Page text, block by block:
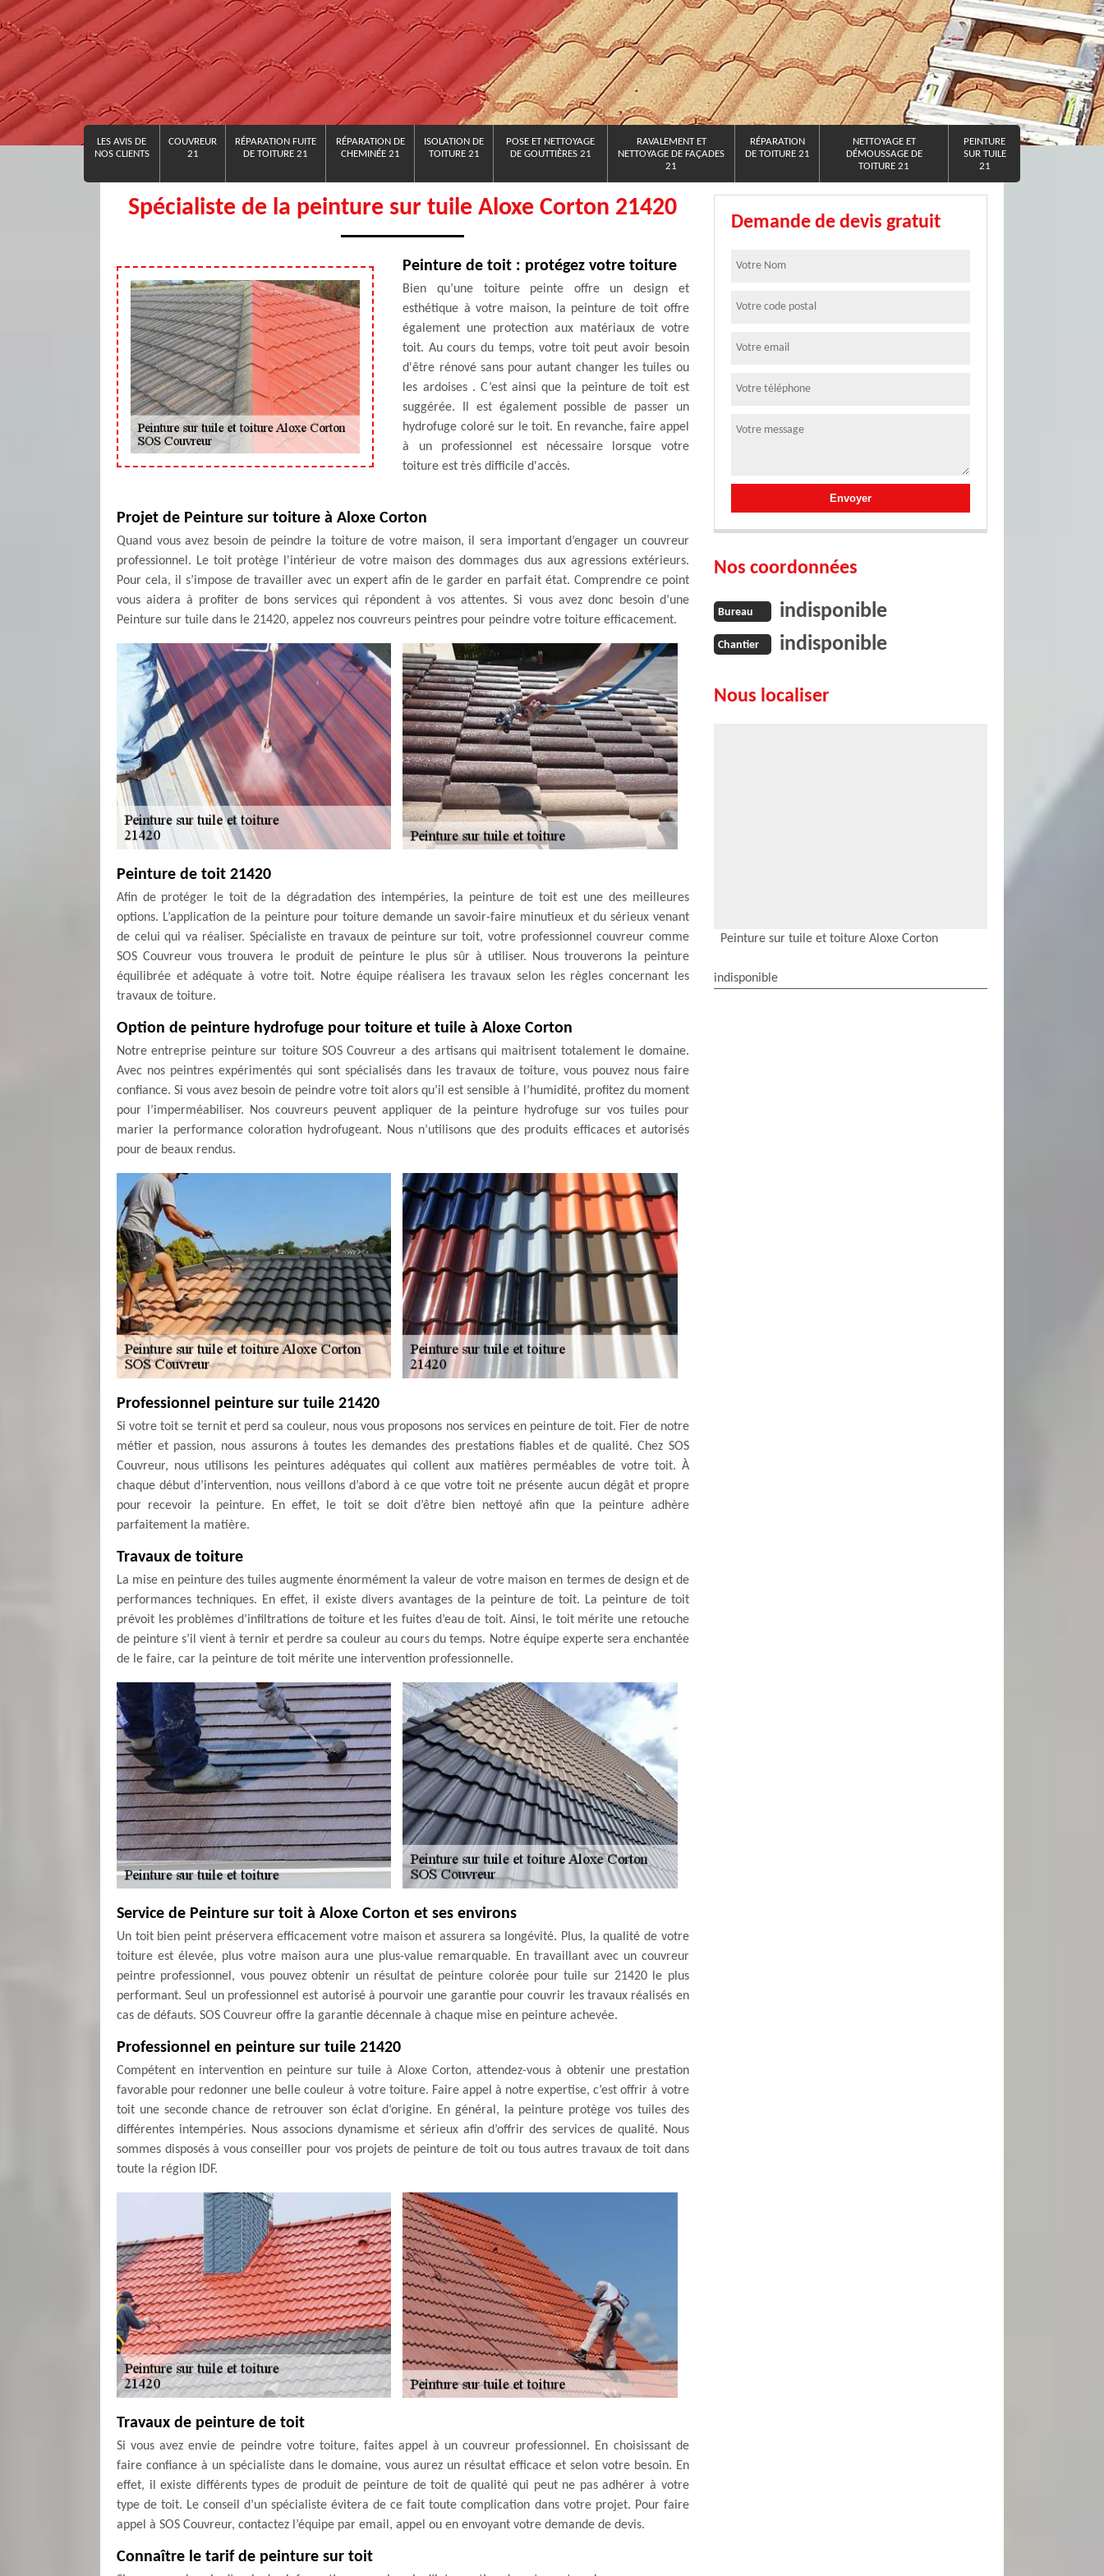
LES AVIS DE
NOS CLIENTS
COUVREUR
21
RÉPARATION FUITE
DE TOITURE 21
RÉPARATION DE
CHEMINÉE 21
ISOLATION DE
TOITURE 21
POSE ET NETTOYAGE
DE GOUTTIÈRES 21
RAVALEMENT ET
NETTOYAGE DE FAÇADES
21
RÉPARATION
DE TOITURE 21
NETTOYAGE ET
DÉMOUSSAGE DE
TOITURE 21
PEINTURE
SUR TUILE
21
Spécialiste de la peinture sur tuile Aloxe Corton 21420
Peinture de toit : protégez votre toiture
Bien qu’une toiture peinte offre un design et
esthétique à votre maison, la peinture de toit offre
également une protection aux matériaux de votre
toit. Au cours du temps, votre toit peut avoir besoin
d'être rénové sans pour autant changer les tuiles ou
les ardoises . C’est ainsi que la peinture de toit est
suggérée. Il est également possible de passer un
hydrofuge coloré sur le toit. En revanche, faire appel
à un professionnel est nécessaire lorsque votre
toiture est très difficile d'accès.
Projet de Peinture sur toiture à Aloxe Corton
Quand vous avez besoin de peindre la toiture de votre maison, il sera important d’engager un couvreur
professionnel. Le toit protège l'intérieur de votre maison des dommages dus aux agressions extérieurs.
Pour cela, il s’impose de travailler avec un expert afin de le garder en parfait état. Comprendre ce point
vous aidera à profiter de bons services qui répondent à vos attentes. Si vous avez donc besoin d’une
Peinture sur tuile dans le 21420, appelez nos couvreurs peintres pour peindre votre toiture efficacement.
Peinture de toit 21420
Afin de protéger le toit de la dégradation des intempéries, la peinture de toit est une des meilleures
options. L’application de la peinture pour toiture demande un savoir-faire minutieux et du sérieux venant
de celui qui va réaliser. Spécialiste en travaux de peinture sur toit, votre professionnel couvreur comme
SOS Couvreur vous trouvera le produit de peinture le plus sûr à utiliser. Nous trouverons la peinture
équilibrée et adéquate à votre toit. Notre équipe réalisera les travaux selon les règles concernant les
travaux de toiture.
Option de peinture hydrofuge pour toiture et tuile à Aloxe Corton
Notre entreprise peinture sur toiture SOS Couvreur a des artisans qui maitrisent totalement le domaine.
Avec nos peintres expérimentés qui sont spécialisés dans les travaux de toiture, vous pouvez nous faire
confiance. Si vous avez besoin de peindre votre toit alors qu’il est sensible à l’humidité, profitez du moment
pour l’imperméabiliser. Nos couvreurs peuvent appliquer de la peinture hydrofuge sur vos tuiles pour
marier la performance coloration hydrofugeant. Nous n’utilisons que des produits efficaces et autorisés
pour de beaux rendus.
Professionnel peinture sur tuile 21420
Si votre toit se ternit et perd sa couleur, nous vous proposons nos services en peinture de toit. Fier de notre
métier et passion, nous assurons à toutes les demandes des prestations fiables et de qualité. Chez SOS
Couvreur, nous utilisons les peintures adéquates qui collent aux matières perméables de votre toit. À
chaque début d’intervention, nous veillons d’abord à ce que votre toit ne présente aucun dégât et propre
pour recevoir la peinture. En effet, le toit se doit d’être bien nettoyé afin que la peinture adhère
parfaitement la matière.
Travaux de toiture
La mise en peinture des tuiles augmente énormément la valeur de votre maison en termes de design et de
performances techniques. En effet, il existe divers avantages de la peinture de toit. La peinture de toit
prévoit les problèmes d’infiltrations de toiture et les fuites d’eau de toit. Ainsi, le toit mérite une retouche
de peinture s’il vient à ternir et perdre sa couleur au cours du temps. Notre équipe experte sera enchantée
de le faire, car la peinture de toit mérite une intervention professionnelle.
Service de Peinture sur toit à Aloxe Corton et ses environs
Un toit bien peint préservera efficacement votre maison et assurera sa longévité. Plus, la qualité de votre
toiture est élevée, plus votre maison aura une plus-value remarquable. En travaillant avec un couvreur
peintre professionnel, vous pouvez obtenir un résultat de peinture colorée pour tuile sur 21420 le plus
performant. Seul un professionnel est autorisé à pourvoir une garantie pour couvrir les travaux réalisés en
cas de défauts. SOS Couvreur offre la garantie décennale à chaque mise en peinture achevée.
Professionnel en peinture sur tuile 21420
Compétent en intervention en peinture sur tuile à Aloxe Corton, attendez-vous à obtenir une prestation
favorable pour redonner une belle couleur à votre toiture. Faire appel à notre expertise, c’est offrir à votre
toit une seconde chance de retrouver son éclat d’origine. En général, la peinture protège vos tuiles des
différentes intempéries. Nous associons dynamisme et sérieux afin d’offrir des services de qualité. Nous
sommes disposés à vous conseiller pour vos projets de peinture de toit ou tous autres travaux de toit dans
toute la région IDF.
Travaux de peinture de toit
Si vous avez envie de peindre votre toiture, faites appel à un couvreur professionnel. En choisissant de
faire confiance à un spécialiste dans le domaine, vous aurez un résultat efficace et selon votre besoin. En
effet, il existe différents types de produit de peinture de toit de qualité qui peut ne pas adhérer à votre
type de toit. Le conseil d’un spécialiste évitera de ce fait toute complication dans votre projet. Pour faire
appel à SOS Couvreur, contactez l’équipe par email, appel ou en envoyant votre demande de devis.
Connaître le tarif de peinture sur toit
Demande de devis gratuit
Nos coordonnées
Bureau indisponible
Chantier indisponible
Nous localiser
Peinture sur tuile et toiture Aloxe Corton
indisponible